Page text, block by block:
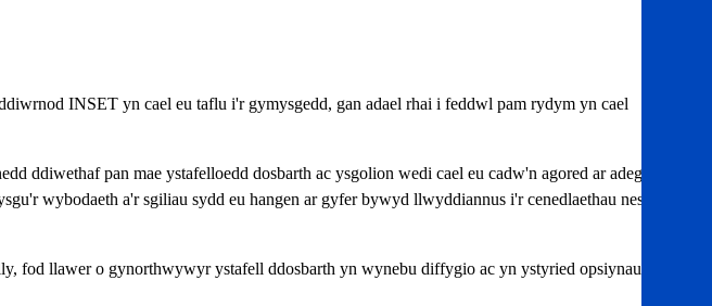
INSET yn cael eu taflu i'r gymysgedd, gan adael rhai i feddwl pam rydym yn cael
pan mae ystafelloedd dosbarth ac ysgolion wedi cael eu cadw'n agored ar adegau
wybodaeth a'r sgiliau sydd eu hangen ar gyfer bywyd llwyddiannus i'r cenedlaethau nesaf,
fod llawer o gynorthwywyr ystafell ddosbarth yn wynebu diffygio ac yn ystyried opsiynau